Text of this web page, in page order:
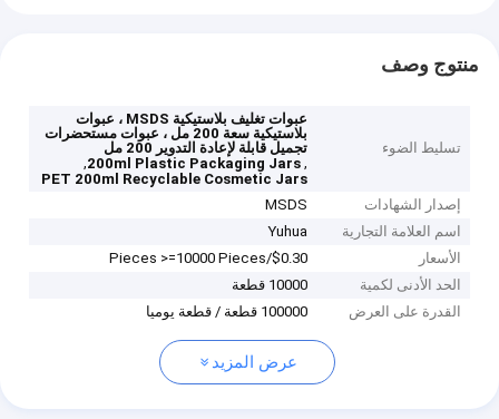
منتوج وصف
تسليط الضوء
عبوات تغليف بلاستيكية MSDS ، عبوات
بلاستيكية سعة 200 مل ، عبوات مستحضرات
تجميل قابلة لإعادة التدوير 200 مل
,
200ml Plastic Packaging Jars
,
PET 200ml Recyclable Cosmetic Jars
إصدار الشهادات
MSDS
اسم العلامة التجارية
Yuhua
الأسعار
$0.30/Pieces >=10000 Pieces
الحد الأدنى لكمية
10000 قطعة
القدرة على العرض
100000 قطعة / قطعة يوميا
عرض المزيد